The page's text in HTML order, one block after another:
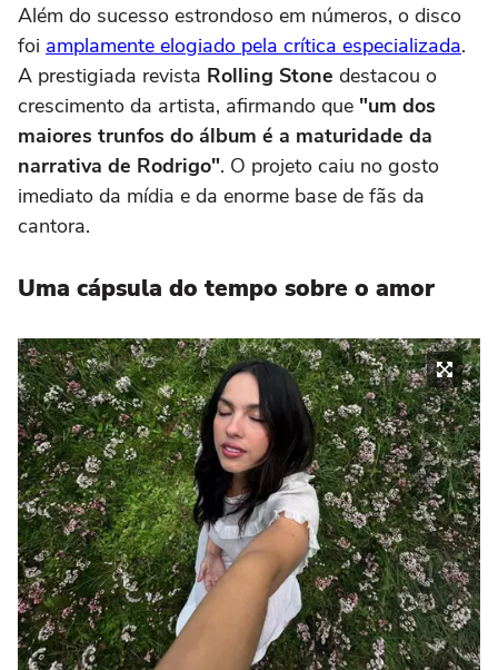
Além do sucesso estrondoso em números, o disco
foi amplamente elogiado pela crítica especializada.
A prestigiada revista Rolling Stone destacou o
crescimento da artista, afirmando que "um dos
maiores trunfos do álbum é a maturidade da
narrativa de Rodrigo". O projeto caiu no gosto
imediato da mídia e da enorme base de fãs da
cantora.
Uma cápsula do tempo sobre o amor